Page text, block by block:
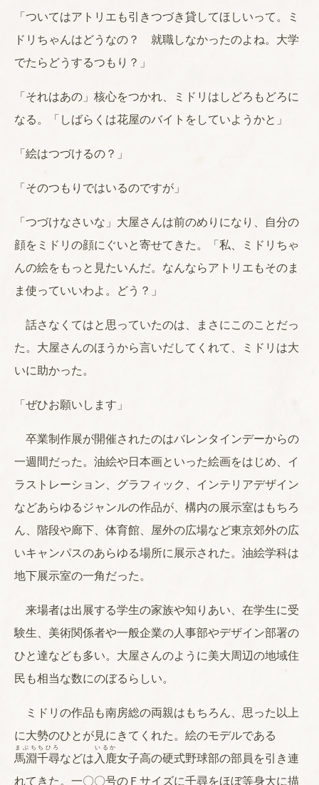
「ついてはアトリエも引きつづき貸してほしいって。ミ
ドリちゃんはどうなの？ 就職しなかったのよね。大学
でたらどうするつもり？」
「それはあの」核心をつかれ、ミドリはしどろもどろに
なる。「しばらくは花屋のバイトをしていようかと」
「絵はつづけるの？」
「そのつもりではいるのですが」
「つづけなさいな」大屋さんは前のめりになり、自分の
顔をミドリの顔にぐいと寄せてきた。「私、ミドリちゃ
んの絵をもっと見たいんだ。なんならアトリエもそのま
ま使っていいわよ。どう？」
話さなくてはと思っていたのは、まさにこのことだっ
た。大屋さんのほうから言いだしてくれて、ミドリは大
いに助かった。
「ぜひお願いします」
卒業制作展が開催されたのはバレンタインデーからの
一週間だった。油絵や日本画といった絵画をはじめ、イ
ラストレーション、グラフィック、インテリアデザイン
などあらゆるジャンルの作品が、構内の展示室はもちろ
ん、階段や廊下、体育館、屋外の広場など東京郊外の広
いキャンパスのあらゆる場所に展示された。油絵学科は
地下展示室の一角だった。
来場者は出展する学生の家族や知りあい、在学生に受
験生、美術関係者や一般企業の人事部やデザイン部署の
ひと達なども多い。大屋さんのように美大周辺の地域住
民も相当な数にのぼるらしい。
ミドリの作品も南房総の両親はもちろん、思った以上
に大勢のひとが見にきてくれた。絵のモデルである
馬淵千尋
まぶちちひろ
などは入鹿
いるか
女子高の硬式野球部の部員を引き連
れてきた。一〇〇号のＦサイズに千尋をほぼ等身大に描